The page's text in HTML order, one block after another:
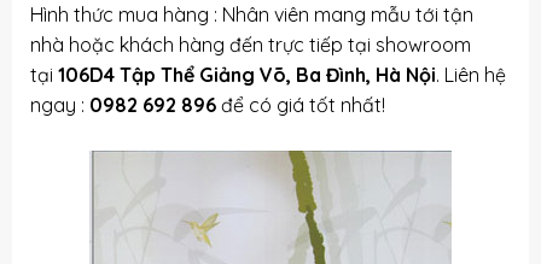
Hình thức mua hàng : Nhân viên mang mẫu tới tận
nhà hoặc khách hàng đến trực tiếp tại showroom
tại 106D4 Tập Thể Giảng Võ, Ba Đình, Hà Nội. Liên hệ
ngay : 0982 692 896để có giá tốt nhất!